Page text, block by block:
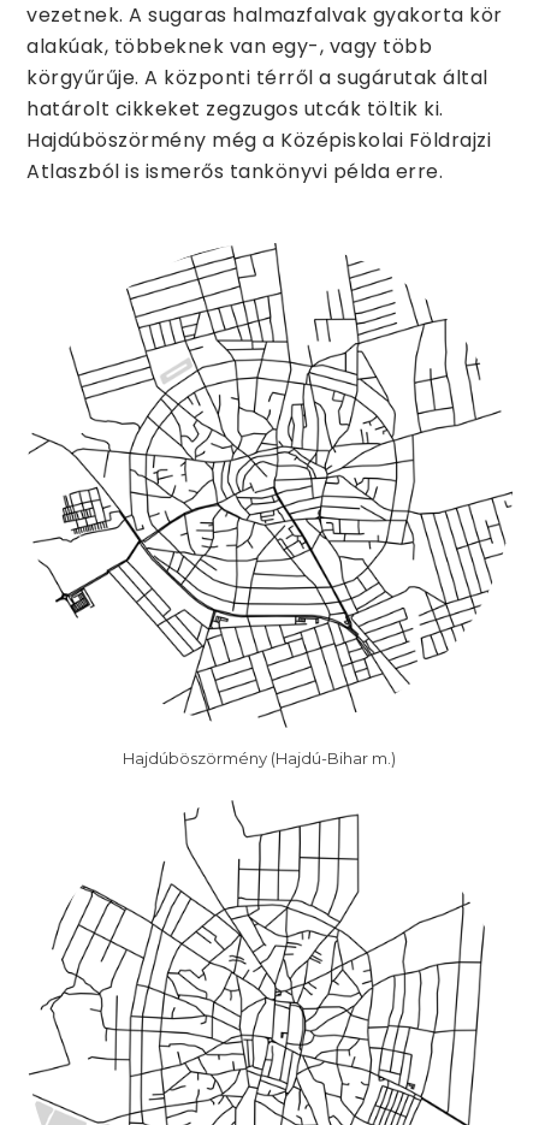
vezetnek. A sugaras halmazfalvak gyakorta kör
alakúak, többeknek van egy-, vagy több
körgyűrűje. A központi térről a sugárutak által
határolt cikkeket zegzugos utcák töltik ki.
Hajdúböszörmény még a Középiskolai Földrajzi
Atlaszból is ismerős tankönyvi példa erre.
Hajdúböszörmény (Hajdú-Bihar m.)